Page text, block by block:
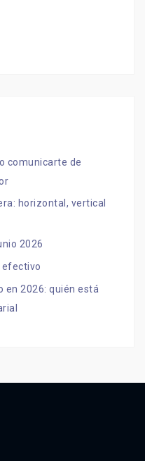
comunicarte de
horizontal, vertical
2026
efectivo
en 2026: quién está